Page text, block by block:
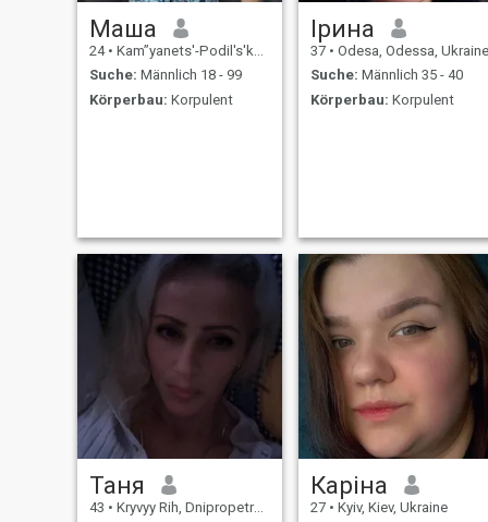
Маша
24 • Kam”yanets'-Podil's'kyy, Khmel'nyts'kyy, Ukraine
Suche: Männlich 18 - 99
Körperbau: Korpulent
Ірина
37 • Odesa, Odessa, Ukraine
Suche: Männlich 35 - 40
Körperbau: Korpulent
Таня
43 • Kryvyy Rih, Dnipropetrovs'k, Ukraine
Каріна
27 • Kyiv, Kiev, Ukraine